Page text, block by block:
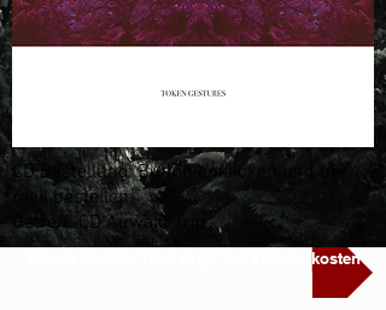
CD Bestellung: Button anklicken und per
mail bestellen.
Betreff: CD Auwald Trio
Album kaufen: 15,-€ zzgl. 2,-€ Versandkosten